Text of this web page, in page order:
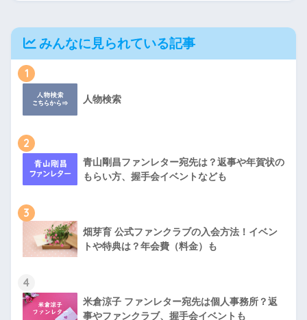
みんなに見られている記事
1
人物検索
2
青山剛昌ファンレター宛先は？返事や年賀状の
もらい方、握手会イベントなども
3
畑芽育 公式ファンクラブの入会方法！イベン
トや特典は？年会費（料金）も
4
米倉涼子 ファンレター宛先は個人事務所？返
事やファンクラブ、握手会イベントも